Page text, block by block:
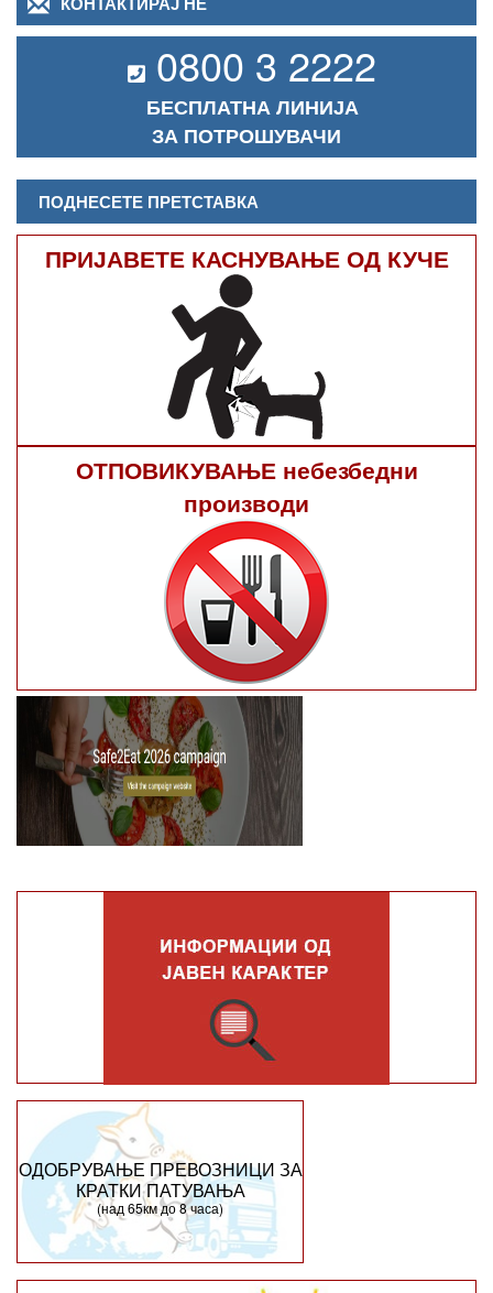
0800 3 2222
БЕСПЛАТНА ЛИНИЈА
ЗА ПОТРОШУВАЧИ
ПОДНЕСЕТЕ ПРЕТСТАВКА
ПРИЈАВЕТЕ КАСНУВАЊЕ ОД КУЧЕ
ОТПОВИКУВАЊЕ небезбедни
производи
ОДОБРУВАЊЕ ПРЕВОЗНИЦИ ЗА
КРАТКИ ПАТУВАЊА
(над 65км до 8 часа)